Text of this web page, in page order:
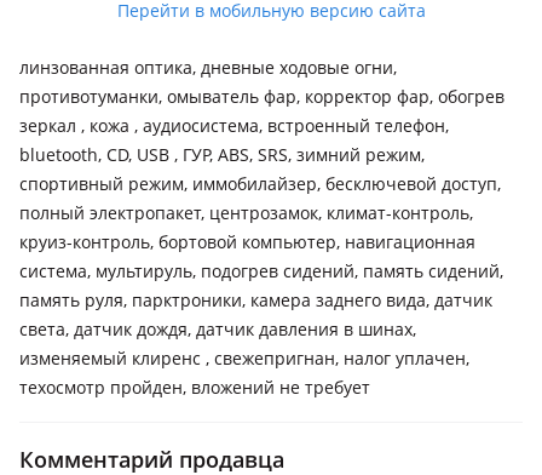
Перейти в мобильную версию сайта
линзованная оптика, дневные ходовые огни,
противотуманки, омыватель фар, корректор фар, обогрев
зеркал , кожа , аудиосистема, встроенный телефон,
bluetooth, CD, USB , ГУР, ABS, SRS, зимний режим,
спортивный режим, иммобилайзер, бесключевой доступ,
полный электропакет, центрозамок, климат-контроль,
круиз-контроль, бортовой компьютер, навигационная
система, мультируль, подогрев сидений, память сидений,
память руля, парктроники, камера заднего вида, датчик
света, датчик дождя, датчик давления в шинах,
изменяемый клиренс , свежепригнан, налог уплачен,
техосмотр пройден, вложений не требует
Комментарий продавца